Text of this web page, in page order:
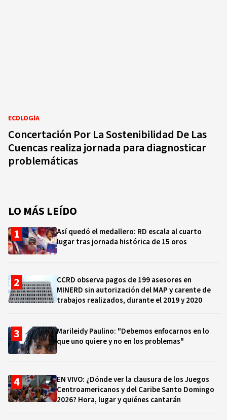
ECOLOGÍA
Concertación Por La Sostenibilidad De Las
Cuencas realiza jornada para diagnosticar
problemáticas
LO MÁS LEÍDO
Así quedó el medallero: RD escala al cuarto
lugar tras jornada histórica de 15 oros
CCRD observa pagos de 199 asesores en
MINERD sin autorización del MAP y carente de
trabajos realizados, durante el 2019 y 2020
Marileidy Paulino: "Debemos enfocarnos en lo
que uno quiere y no en los problemas"
EN VIVO: ¿Dónde ver la clausura de los Juegos
Centroamericanos y del Caribe Santo Domingo
2026? Hora, lugar y quiénes cantarán